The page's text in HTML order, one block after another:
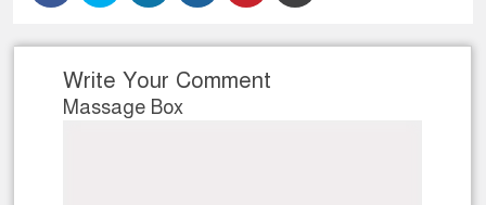
Write Your Comment
Massage Box